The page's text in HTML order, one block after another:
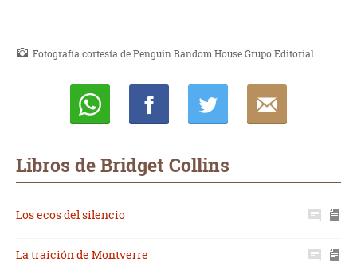
Fotografía cortesía de Penguin Random House Grupo Editorial
Libros de Bridget Collins
Los ecos del silencio
La traición de Montverre